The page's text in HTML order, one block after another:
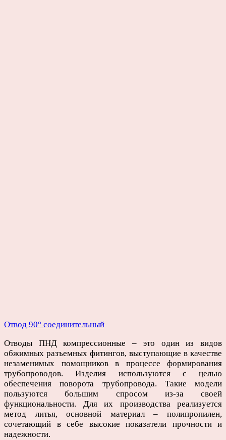
Отвод 90° соединительный
Отводы ПНД компрессионные – это один из видов
обжимных разъемных фитингов, выступающие в качестве
незаменимых помощников в процессе формирования
трубопроводов. Изделия используются с целью
обеспечения поворота трубопровода. Такие модели
пользуются большим спросом из-за своей
функциональности. Для их производства реализуется
метод литья, основной материал – полипропилен,
сочетающий в себе высокие показатели прочности и
надежности.